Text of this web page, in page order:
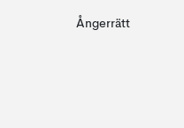
Ångerrätt